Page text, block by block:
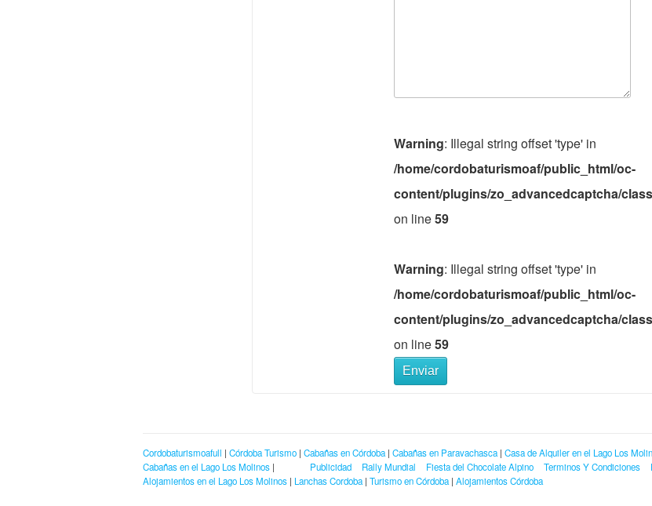
Warning: Illegal string offset 'type' in
/home/cordobaturismoaf/public_html/oc-
content/plugins/zo_advancedcaptcha/
on line59
Warning: Illegal string offset 'type' in
/home/cordobaturismoaf/public_html/oc-
content/plugins/zo_advancedcaptcha/
on line59
Enviar
Publicidad
Rally Mundial Fiesta del Chocolate Alpino Terminos Y Condiciones
Cordobaturismoafull | Córdoba Turismo | Cabañas en Córdoba | Cabañas en Paravachasca | Casa de Alquiler en el Lago Los
Cabañas en el Lago Los Molinos |
Alojamientos en el Lago Los Molinos | Lanchas Cordoba | Turismo en Córdoba | Alojamientos Córdoba